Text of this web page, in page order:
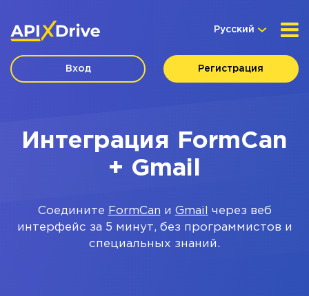
Русский
Вход Регистрация
Интеграция FormCan
+ Gmail
Соедините FormCan и Gmail
через веб
интерфейс за 5 минут, без программистов и
специальных знаний.